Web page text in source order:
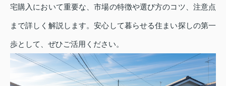
宅購入において重要な、市場の特徴や選び方のコツ、注意点
まで詳しく解説します。安心して暮らせる住まい探しの第一
歩として、ぜひご活用ください。